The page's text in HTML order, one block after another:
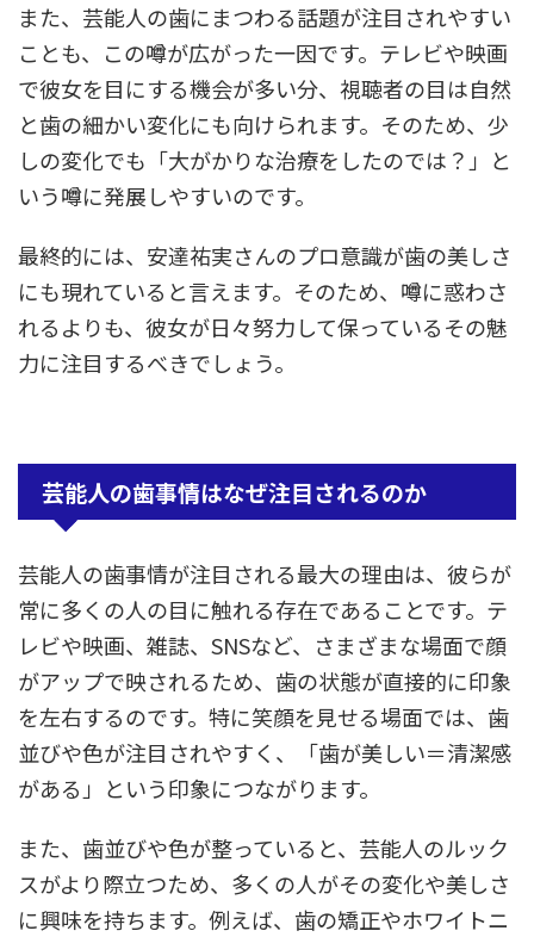
また、芸能人の歯にまつわる話題が注目されやすい
ことも、この噂が広がった一因です。テレビや映画
で彼女を目にする機会が多い分、視聴者の目は自然
と歯の細かい変化にも向けられます。そのため、少
しの変化でも「大がかりな治療をしたのでは？」と
いう噂に発展しやすいのです。
最終的には、安達祐実さんのプロ意識が歯の美しさ
にも現れていると言えます。そのため、噂に惑わさ
れるよりも、彼女が日々努力して保っているその魅
力に注目するべきでしょう。
芸能人の歯事情はなぜ注目されるのか
芸能人の歯事情が注目される最大の理由は、彼らが
常に多くの人の目に触れる存在であることです。テ
レビや映画、雑誌、SNSなど、さまざまな場面で顔
がアップで映されるため、歯の状態が直接的に印象
を左右するのです。特に笑顔を見せる場面では、歯
並びや色が注目されやすく、「歯が美しい＝清潔感
がある」という印象につながります。
また、歯並びや色が整っていると、芸能人のルック
スがより際立つため、多くの人がその変化や美しさ
に興味を持ちます。例えば、歯の矯正やホワイトニ